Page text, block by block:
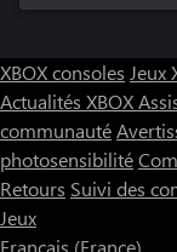
XBOX consoles Jeux
Actualités XBOX
communauté
photosensibilité
Retours Suivi des
Jeux
Français (France)